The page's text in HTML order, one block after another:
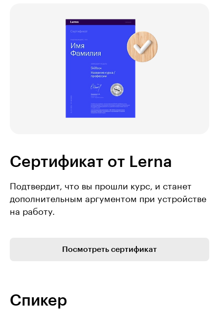
Сертификат от Lerna
Подтвердит, что вы прошли курс, и станет
дополнительным аргументом при устройстве
на работу.
Посмотреть сертификат
Спикер